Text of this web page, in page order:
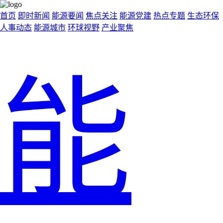
首页 即时新闻 能源要闻 焦点关注 能源党建 热点专题 生态环保
人事动态 能源城市 环球视野 产业聚焦
能